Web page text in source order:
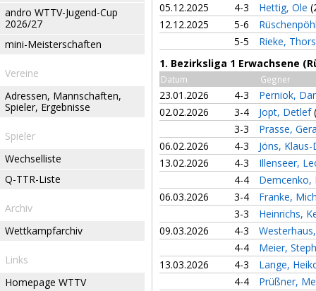
andro WTTV-Jugend-Cup
2026/27
mini-Meisterschaften
Vereine
Adressen, Mannschaften,
Spieler, Ergebnisse
Spieler
Wechselliste
Q-TTR-Liste
Archiv
Wettkampfarchiv
Links
Homepage WTTV
05.12.2025
4-3 Hettig, Ole
12.12.2025
5-6
5-5
Rieke,
1. Bezirksliga 1 Erwachsene
Datum Gegner
23.01.2026 4-3
Perniok,
02.02.2026
3-4 Jopt, Detlef
3-3
Prasse,
06.02.2026
4-3
Jöns,
13.02.2026
4-3
Illenseer,
4-4
Demcenko,
06.03.2026
3-4
Franke,
3-3
Heinrichs,
09.03.2026
4-3
4-4
Meier,
13.03.2026
4-3
Lange,
4-4
Prüßner,